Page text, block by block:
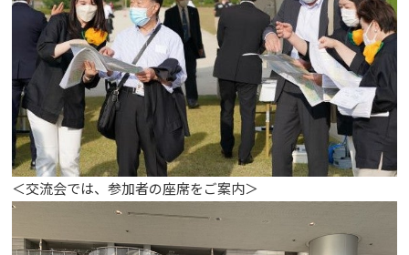
＜交流会では、参加者の座席をご案内＞